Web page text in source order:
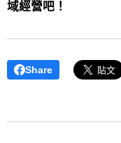
域經營吧！
Share